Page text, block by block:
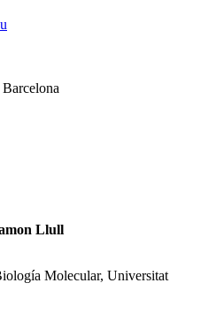
Llull
Molecular, Universitat